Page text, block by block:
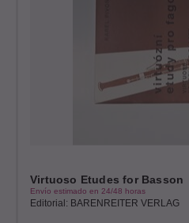
Virtuoso Etudes for Basson
Envío estimado en 24/48 horas
Editorial: BARENREITER VERLAG